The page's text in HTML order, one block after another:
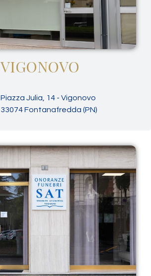
VIGONOVO
Piazza Julia, 14 - Vigonovo
33074 Fontanafredda (PN)